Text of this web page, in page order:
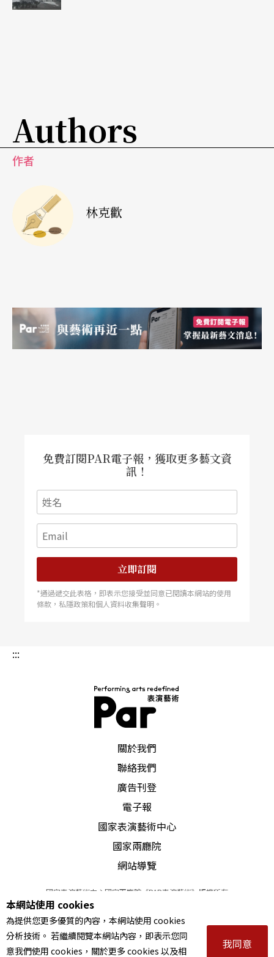
的結合。其中最出色的一段：〈戀一更──盼
演，大膽地突破了在舞台上表演女人洗澡的禁忌，
而且在大擺大晃、大扭大浪的群舞中，淋漓酣暢地
表現了關東女性那種開放、豁達的精神秉性與那種
火辣辣的熱情。在盲妹與憨哥、光棍漢與俊姑娘的
雙人舞中，出現大量肢體相互纏繞的糾曲舞姿，狂
野而不粗俗，諧謔而不做作，靈氣鼓蕩，眞情瀰
直白的述說，而手持撥浪鼓的群舞場面也過於一
般，未能渲染出新生命誕生那種巨大的喜悅與巨大
子、盼妻、盼福五個段落，沒有一線到底的戲劇情
節與因果關聯，不以劇情敍述來發展作品的結構，
而是以一曲〈五更調〉的反復吟唱，創造一種風俗
劇的情調與舞蹈情緒的統一。場景的戲劇性全來自
悲喜共生、莊諧並存的情感對比。例如，情哥哥、
情妹妹的尶尬與七大姑八大姨的冶蕩，孩子媽們的
安然自得與孩子爹們的火燒火燎……都在特定的藝
術氛圍中，以戲劇性反差，傳達複雜的情緒意象。
從而突破了大多數段落或傳統舞劇都由雙人舞與群
舞串聯而成的舞蹈結構。更有創造性的是序場的場
塑造型；中後區一對對男女舞者引發勞動聯想的剪
列變化來渲染情緒的舞隊表演，展現了抽象性舞蹈
語彙。編導們將三種形態與語義完全不同的東西大
膽地拼貼（col-lage）在一起，三者平列而不分主
次，傳達出一種用任何單一語彙都無法傳達的複雜
在回歸中失落了時代審美意識
Authors
作者
林克歡
免費訂閱PAR電子報，獲取更多藝文資
訊！
立即訂閱
*通過遞交此表格，即表示您接受並同意已閱讀本網站的使用
條款，私隱政策和個人資料收集聲明。
:::
關於我們
聯絡我們
廣告刊登
電子報
國家表演藝術中心
國家兩廳院
網站導覽
國家表演藝術中心國家兩廳院《PAR表演藝術》版權所有
© 2022Performing arts redefined. All Rights Reserved
統一編號 Tax Id number 00973926
本站所提供相關演出資訊，如有異動應以主辦單位公告為準。
服務條款｜隱私權聲明｜著作權聲明
本網站使用 cookies
為提供您更多優質的內容，本網站使用 cookies
分析技術。 若繼續閱覽本網站內容，即表示您同
意我們使用 cookies，關於更多 cookies 以及相
我同意